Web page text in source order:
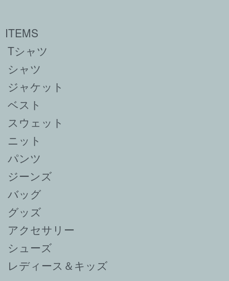
ITEMS
Tシャツ
シャツ
ジャケット
ベスト
スウェット
ニット
パンツ
ジーンズ
バッグ
グッズ
アクセサリー
シューズ
レディース＆キッズ